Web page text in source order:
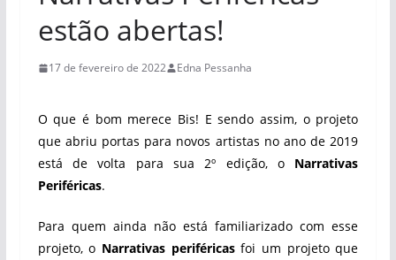
estão abertas!
17 de fevereiro de 2022 Edna Pessanha
O que é bom merece Bis! E sendo assim, o projeto
que abriu portas para novos artistas no ano de 2019
está de volta para sua 2º edição, o Narrativas
Periféricas.
Para quem ainda não está familiarizado com esse
projeto, o Narrativas periféricasfoi um projeto que